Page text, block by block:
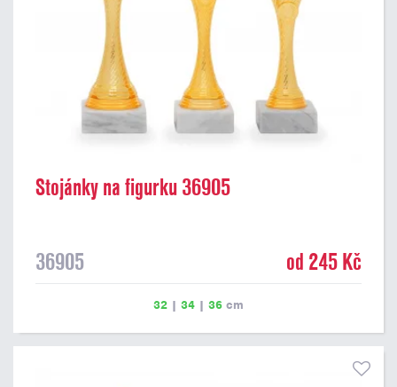
Stojánky na figurku 36905
36905 od 245 Kč
32 | 34 | 36 cm